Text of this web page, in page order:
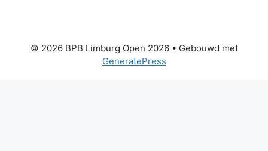
© 2026 BPB Limburg Open 2026• Gebouwd met
GeneratePress